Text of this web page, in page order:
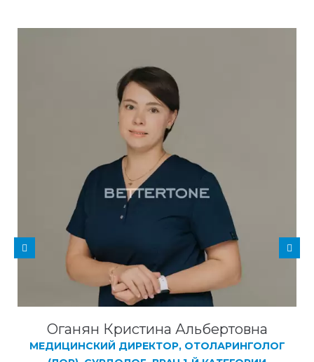
Оганян Кристина Альбертовна
МЕДИЦИНСКИЙ ДИРЕКТОР, ОТОЛАРИНГОЛОГ